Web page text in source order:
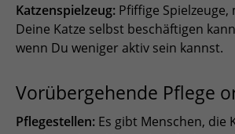
Katzenspielzeug: Pfiffige
Deine Katze selbst beschäftigen
wenn Du weniger aktiv sein kannst.
Vorübergehende Pflege
Pflegestellen: Es gibt Menschen, die